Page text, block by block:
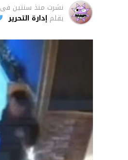
نشرت منذ سنتين فى
بقلم إدارة التحرير